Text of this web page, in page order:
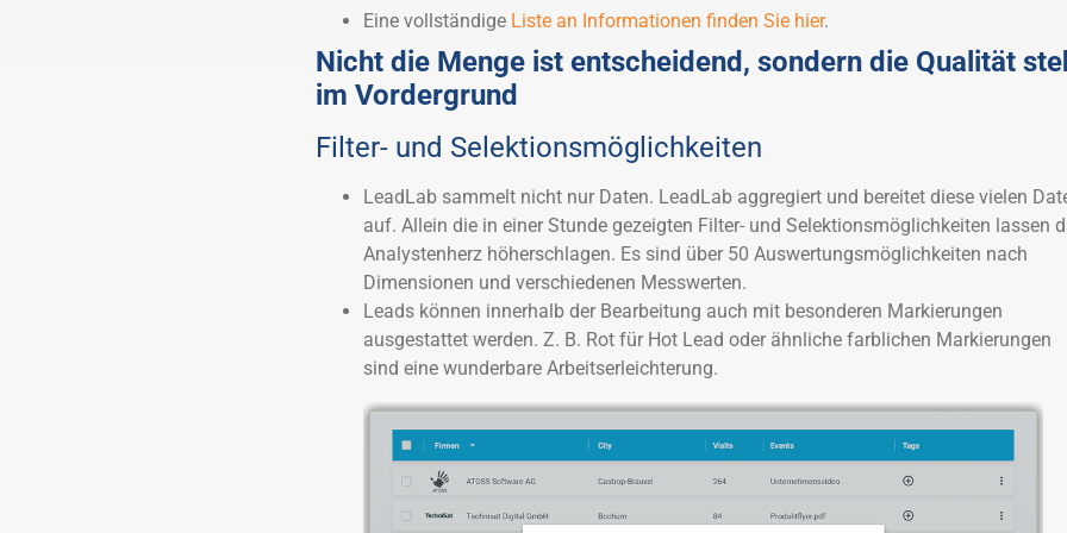
Eine vollständige Liste an Informationen finden Sie hier.
Nicht die Menge ist entscheidend, sondern die Qualität
im Vordergrund
Filter- und Selektionsmöglichkeiten
LeadLab sammelt nicht nur Daten. LeadLab aggregiert und bereitet diese vielen
auf. Allein die in einer Stunde gezeigten Filter- und Selektionsmöglichkeiten lassen
Analystenherz höherschlagen. Es sind über 50 Auswertungsmöglichkeiten nach
Dimensionen und verschiedenen Messwerten.
Leads können innerhalb der Bearbeitung auch mit besonderen Markierungen
ausgestattet werden. Z. B. Rot für Hot Lead oder ähnliche farblichen Markierungen
sind eine wunderbare Arbeitserleichterung.